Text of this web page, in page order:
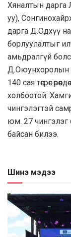
Хяналтын дарга
уу),
дарга Д.Одхүү
борлуулалтыг
амьдралгүй
Д.Оюунхоролын
140 сая төгрөг
холбоотой.
чингэлэгтэй
юм. 27 чингэлэг
байсан билээ.
Шинэ мэдээ